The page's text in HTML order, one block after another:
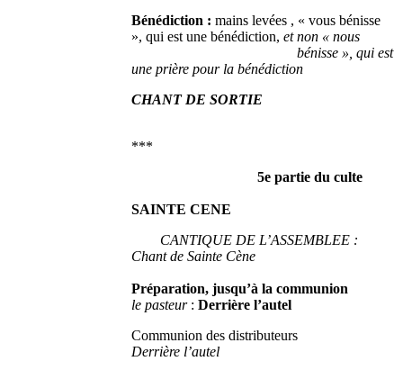
Bénédiction : mains levées , « vous bénisse
», qui est une bénédiction,et non « nous
bénisse », qui est
une prière pour la bénédiction
CHANT DE SORTIE
***
5e partie du culte
SAINTE CENE
CANTIQUE DE L’ASSEMBLEE :
Chant de Sainte Cène
Préparation, jusqu’à la communion
le pasteur: Derrière l’autel
Communion des distributeurs
Derrière l’autel